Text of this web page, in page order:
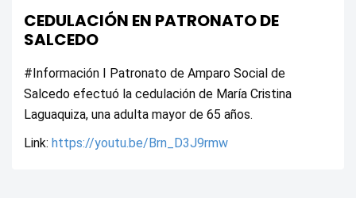
CEDULACIÓN EN PATRONATO DE
SALCEDO
#Información I Patronato de Amparo Social de
Salcedo efectuó la cedulación de María Cristina
Laguaquiza, una adulta mayor de 65 años.
Link: https://youtu.be/Brn_D3J9rmw